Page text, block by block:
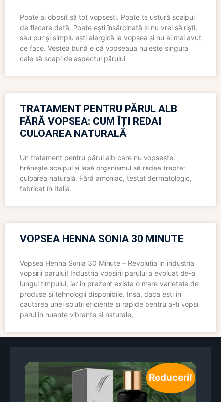
Poate ai obosit să tot vopsești. Poate te ustură scalpul
de fiecare dată. Poate ești însărcinată și nu vrei să riști,
sau pur și simplu ești alergică la vopsea și nu ai mai avut
ce face. Vestea bună e că vopseaua nu este singura
cale să scapi de aspectul părului
TRATAMENT PENTRU PĂRUL ALB
FĂRĂ VOPSEA: CUM ÎȚI REDAI
CULOAREA NATURALĂ
Un tratament pentru părul alb care nu vopsește:
hrănește scalpul și lasă organismul să redea treptat
culoarea naturală. Fără amoniac, testat dermatologic,
fabricat în Italia.
VOPSEA HENNA SONIA 30 MINUTE
Vopsea Henna Sonia 30 Minute – Revolutia in industria
vopsirii parului! Industria vopsirii parului a evoluat de-a
lungul timpului, iar in prezent exista o mare varietate de
produse si tehnologii disponibile. Insa, daca esti in
cautarea unei solutii eficiente si rapide pentru a-ti vopsi
parul in nuante vibrante si naturale,
Reduceri!